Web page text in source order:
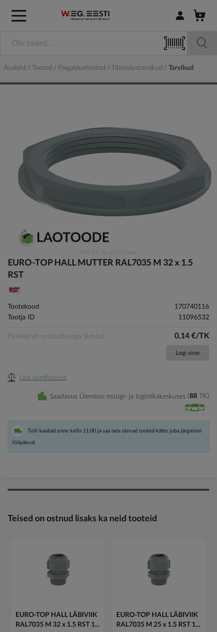
Logi sisse /
Avaleht Tooted Paigaldustooted Tihendustarvikud Tarvikud
gallery
to
the
of
images
gallery
EURO-TOP HALL MUTTER RAL7035 M 32 x 1.5
RST
Tootekood
170740116
Tootja ID
11096532
Püsikliendi soodustusega (km-ta) 0,14 €/TK
Logi sisse
Lisa võrdlusesse
Saadavus Ülemiste müügi- ja logistikakeskuses 88 TK
Telli kaubad enne kella 11:00 ja saa laos olevad tooted kätte juba järgmisel
tööpäeval.
Teised on ostnud lisaks ka neid tooteid
EURO-TOP HALL LÄBIVIIK
RAL7035 M 32 x 1.5 RST 1...
EURO-TOP HALL LÄBIVIIK
RAL7035 M 25 x 1.5 RST 1...